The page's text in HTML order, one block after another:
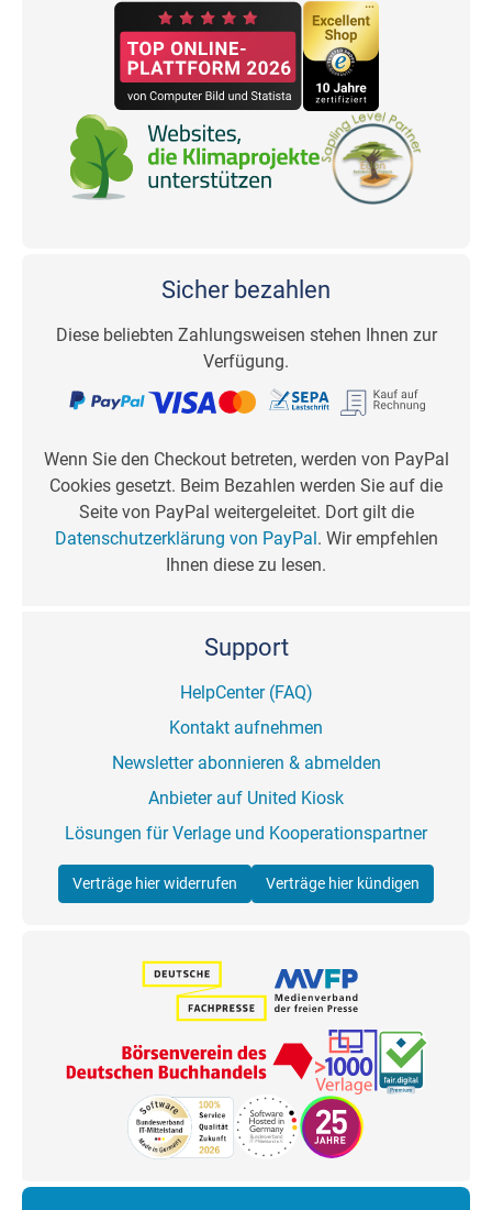
Sicher bezahlen
Diese beliebten Zahlungsweisen stehen Ihnen zur
Verfügung.
Wenn Sie den Checkout betreten, werden von PayPal
Cookies gesetzt. Beim Bezahlen werden Sie auf die
Seite von PayPal weitergeleitet. Dort gilt die
Datenschutzerklärung von PayPal. Wir empfehlen
Ihnen diese zu lesen.
Support
HelpCenter (FAQ)
Kontakt aufnehmen
Newsletter abonnieren & abmelden
Anbieter auf United Kiosk
Lösungen für Verlage und Kooperationspartner
Verträge hier widerrufen Verträge hier kündigen